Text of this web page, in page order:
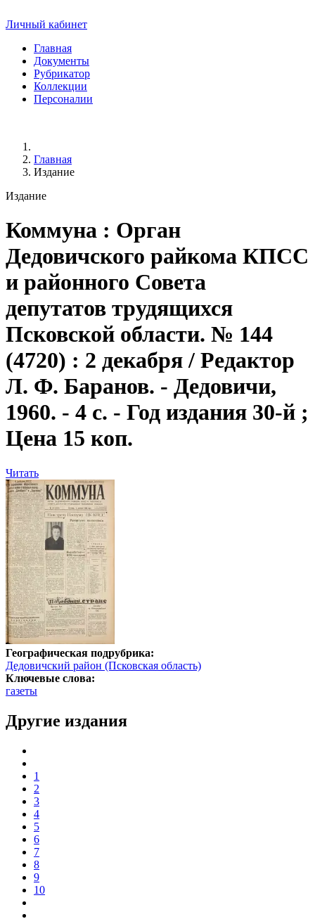
Личный кабинет
Главная
Документы
Рубрикатор
Коллекции
Персоналии
Главная
Издание
Издание
Коммуна : Орган
Дедовичского райкома КПСС
и районного Совета
депутатов трудящихся
Псковской области. № 144
(4720) : 2 декабря / Редактор
Л. Ф. Баранов. - Дедовичи,
1960. - 4 с. - Год издания 30-й ;
Цена 15 коп.
Читать
Географическая подрубрика:
Дедовичский район (Псковская область)
Ключевые слова:
газеты
Другие издания
1
2
3
4
5
6
7
8
9
10